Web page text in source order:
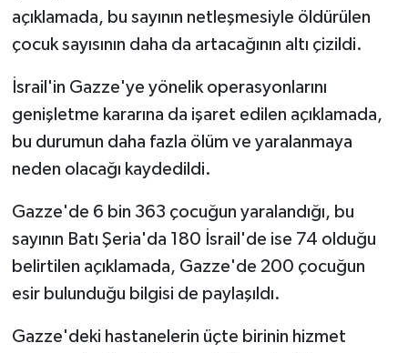
açıklamada, bu sayının netleşmesiyle öldürülen
çocuk sayısının daha da artacağının altı çizildi.
İsrail'in Gazze'ye yönelik operasyonlarını
genişletme kararına da işaret edilen açıklamada,
bu durumun daha fazla ölüm ve yaralanmaya
neden olacağı kaydedildi.
Gazze'de 6 bin 363 çocuğun yaralandığı, bu
sayının Batı Şeria'da 180 İsrail'de ise 74 olduğu
belirtilen açıklamada, Gazze'de 200 çocuğun
esir bulunduğu bilgisi de paylaşıldı.
Gazze'deki hastanelerin üçte birinin hizmet